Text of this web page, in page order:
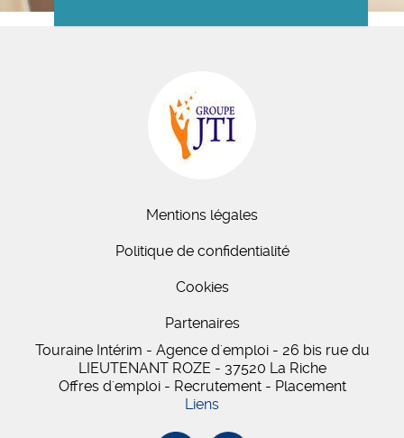
Mentions légales
Politique de confidentialité
Cookies
Partenaires
Touraine Intérim - Agence d'emploi - 26 bisrue du
LIEUTENANT ROZE - 37520 La Riche
Offres d'emploi - Recrutement - Placement
Liens